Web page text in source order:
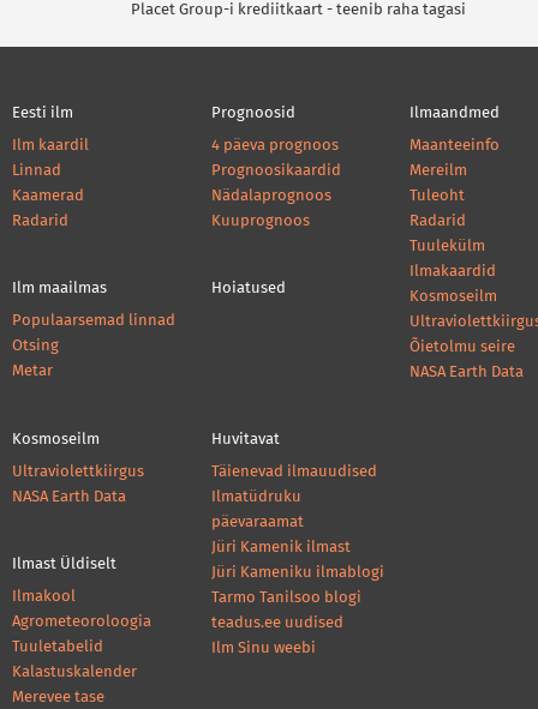
Placet Group-i krediitkaart - teenib raha tagasi
Eesti ilm
Ilm kaardil
Linnad
Kaamerad
Radarid
Ilm maailmas
Populaarsemad linnad
Otsing
Metar
Prognoosid
4 päeva prognoos
Prognoosikaardid
Nädalaprognoos
Kuuprognoos
Hoiatused
Ilmaandmed
Maanteeinfo
Mereilm
Tuleoht
Radarid
Tuulekülm
Ilmakaardid
Kosmoseilm
Õietolmu seire
NASA Earth Data
Kosmoseilm
Ultraviolettkiirgus
NASA Earth Data
Ilmast Üldiselt
Ilmakool
Agrometeoroloogia
Tuuletabelid
Kalastuskalender
Merevee tase
Huvitavat
Täienevad ilmauudised
Ilmatüdruku
päevaraamat
Jüri Kamenik ilmast
Jüri Kameniku ilmablogi
Tarmo Tanilsoo blogi
teadus.ee uudised
Ilm Sinu weebi